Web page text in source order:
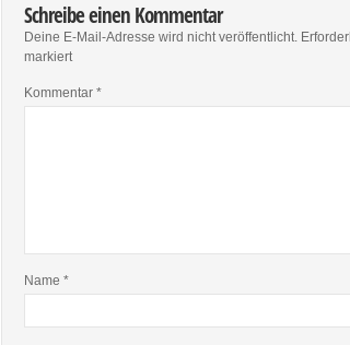
Schreibe einen Kommentar
Deine E-Mail-Adresse wird nicht veröffentlicht.
markiert
Kommentar*
Name*